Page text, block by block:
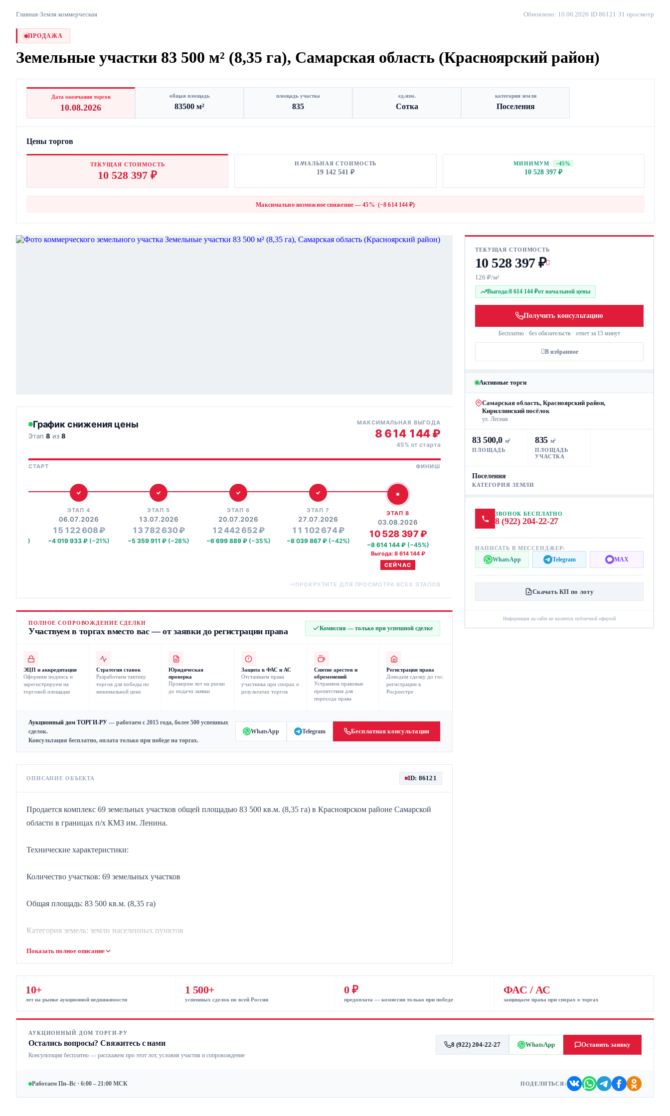
Главная›Земля›коммерческая Обновлено: 10.06.2026 ·ID 86121 ·31 просмотр
ПРОДАЖА
Земельные участки 83 500 м² (8,35 га), Самарская область (Красноярский район)
Дата окончания торгов
10.08.2026
общая площадь
83500 м²
площадь участка
835
ед.изм.
Сотка
категория земли
Поселения
Цены торгов
ТЕКУЩАЯ СТОИМОСТЬ
10 528 397 ₽
НАЧАЛЬНАЯ СТОИМОСТЬ
19 142 541 ₽
МИНИМУМ −45%
10 528 397 ₽
Максимально возможное снижение — 45% (−8 614 144 ₽)
График снижения цены
Этап 8 из 8
МАКСИМАЛЬНАЯ ВЫГОДА
8 614 144 ₽
45% от старта
СТАРТ ФИНИШ
(−14%)
ЭТАП 4
06.07.2026
15 122 608 ₽
−4 019 933 ₽ (−21%)
ЭТАП 5
13.07.2026
13 782 630 ₽
−5 359 911 ₽ (−28%)
ЭТАП 6
20.07.2026
12 442 652 ₽
−6 699 889 ₽ (−35%)
ЭТАП 7
27.07.2026
11 102 674 ₽
−8 039 867 ₽ (−42%)
ЭТАП 8
03.08.2026
10 528 397 ₽
−8 614 144 ₽ (−45%)
Выгода: 8 614 144 ₽
СЕЙЧАС
ПРОКРУТИТЕ ДЛЯ ПРОСМОТРА ВСЕХ ЭТАПОВ
ПОЛНОЕ СОПРОВОЖДЕНИЕ СДЕЛКИ
Участвуем в торгах вместо вас — от заявки до регистрации права Комиссия — только при успешной сделке
ЭЦП и аккредитация
Оформим подпись и
зарегистрируем на
торговой площадке
Стратегия ставок
Разработаем тактику
торгов для победы по
минимальной цене
Юридическая
проверка
Проверим лот на риски
до подачи заявки
Защита в ФАС и АС
Отстаиваем права
участника при спорах о
результатах торгов
Снятие арестов и
обременений
Устраняем правовые
препятствия для
перехода права
Регистрация права
Доводим сделку до гос.
регистрации в
Росреестре
Аукционный дом ТОРГИ-РУ — работаем с 2015 года, более 500 успешных
сделок.
Консультация бесплатно, оплата только при победе на торгах.
WhatsApp Telegram Бесплатная консультация
ОПИСАНИЕ ОБЪЕКТА ID: 86121
Продается комплекс 69 земельных участков общей площадью 83 500 кв.м. (8,35 га) в Красноярском районе Самарской
области в границах п/х КМЗ им. Ленина.
Технические характеристики:
Количество участков: 69 земельных участков
Общая площадь: 83 500 кв.м. (8,35 га)
Категория земель: земли населенных пунктов
комплекс 69 участков — удобно покупать целиком
Категория земли населенных пунктов — разрешено строительство и проживание
Показать полное описание
ТЕКУЩАЯ СТОИМОСТЬ
10 528 397 ₽
126 ₽/м²
Выгода:8 614 144 ₽от начальной цены
Получить консультацию
Бесплатно · без обязательств · ответ за 15 минут
В избранное
Активные торги
Самарская область, Красноярский район,
Кириллинский посёлок
ул. Лесная
83 500,0 м²
ПЛОЩАДЬ
835 м²
ПЛОЩАДЬ
УЧАСТКА
Поселения
КАТЕГОРИЯ ЗЕМЛИ
ЗВОНОК БЕСПЛАТНО
8 (922) 204-22-27
НАПИСАТЬ В МЕССЕНДЖЕР:
WhatsApp Telegram MAX
Скачать КП по лоту
Информация на сайте не является публичной офертой
10+
лет на рынке аукционной недвижимости
1 500+
успешных сделок по всей России
0 ₽
предоплата — комиссия только при победе
ФАС / АС
защищаем права при спорах о торгах
АУКЦИОННЫЙ ДОМ ТОРГИ-РУ
Остались вопросы? Свяжитесь с нами
Консультация бесплатно — расскажем про этот лот, условия участия и сопровождение
8 (922) 204-22-27 WhatsApp Оставить заявку
Работаем Пн–Вс · 6:00 – 21:00 МСК ПОДЕЛИТЬСЯ: